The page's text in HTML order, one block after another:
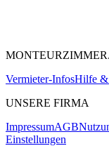
Vermieter-InfosHilfe
UNSERE FIRMA
ImpressumAGB
Einstellungen